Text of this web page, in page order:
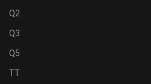
Q2
Q3
Q5
TT